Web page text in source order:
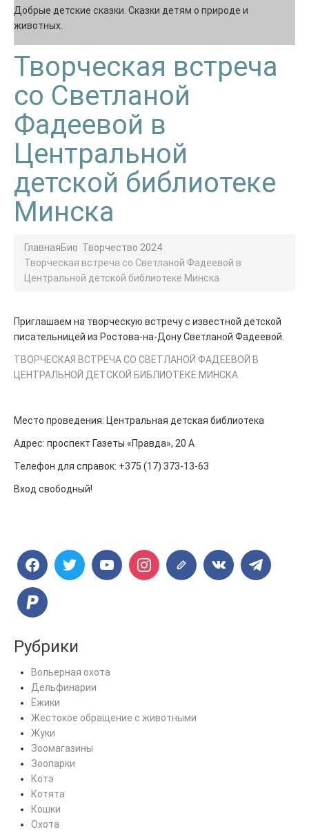
Добрые детские сказки. Сказки детям о природе и
животных.
Творческая встреча
со Светланой
Фадеевой в
Центральной
детской библиотеке
Минска
ГлавнаяБио Творчество 2024
Творческая встреча со Светланой Фадеевой в
Центральной детской библиотеке Минска
Приглашаем на творческую встречу с известной детской
писательницей из Ростова-на-Дону Светланой Фадеевой.
ТВОРЧЕСКАЯ ВСТРЕЧА СО СВЕТЛАНОЙ ФАДЕЕВОЙ В
ЦЕНТРАЛЬНОЙ ДЕТСКОЙ БИБЛИОТЕКЕ МИНСКА
Место проведения: Центральная детская библиотека
Адрес: проспект Газеты «Правда», 20 А
Телефон для справок: +375 (17) 373-13-63
Вход свободный!
Рубрики
Вольерная охота
Дельфинарии
Ёжики
Жестокое обращение с животными
Жуки
Зоомагазины
Зоопарки
Котэ
Котята
Кошки
Охота